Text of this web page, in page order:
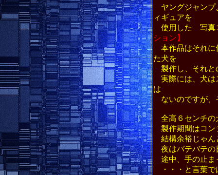
ヤングジャンプ
ィギュアを
使用した 写真
ション】
本作品はそれに
た犬を
製作し、それと
実際には、犬は
は
ないのですが、
全高６センチの
製作期間はコン
結構余裕じゃん
夜はバテバテの
途中、手の止ま
・・・と言葉で